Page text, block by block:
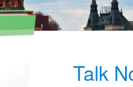
Talk